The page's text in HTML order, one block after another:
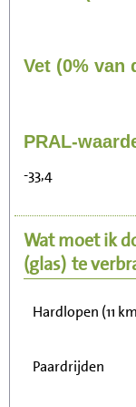
Vet (0% van
PRAL-
-33,4
Wat moet ik
(glas) te
Zitten, tv kijken
Wandelen (5
Hardlopen (11
Paardrijden